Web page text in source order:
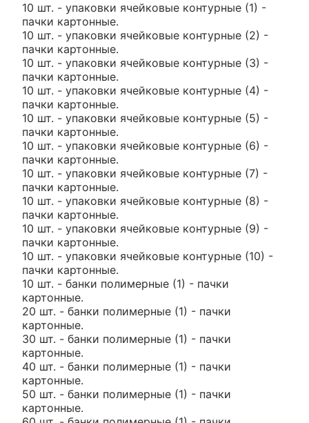
10 шт. - упаковки ячейковые контурные (1) -
пачки картонные.
10 шт. - упаковки ячейковые контурные (2) -
пачки картонные.
10 шт. - упаковки ячейковые контурные (3) -
пачки картонные.
10 шт. - упаковки ячейковые контурные (4) -
пачки картонные.
10 шт. - упаковки ячейковые контурные (5) -
пачки картонные.
10 шт. - упаковки ячейковые контурные (6) -
пачки картонные.
10 шт. - упаковки ячейковые контурные (7) -
пачки картонные.
10 шт. - упаковки ячейковые контурные (8) -
пачки картонные.
10 шт. - упаковки ячейковые контурные (9) -
пачки картонные.
10 шт. - упаковки ячейковые контурные (10) -
пачки картонные.
10 шт. - банки полимерные (1) - пачки
картонные.
20 шт. - банки полимерные (1) - пачки
картонные.
30 шт. - банки полимерные (1) - пачки
картонные.
40 шт. - банки полимерные (1) - пачки
картонные.
50 шт. - банки полимерные (1) - пачки
картонные.